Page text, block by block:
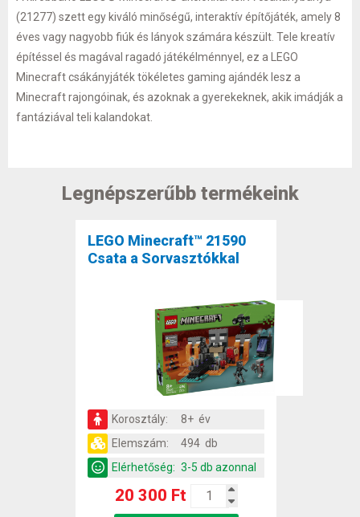
(21277) szett egy kiváló minőségű, interaktív építőjáték, amely 8
éves vagy nagyobb fiúk és lányok számára készült. Tele kreatív
építéssel és magával ragadó játékélménnyel, ez a LEGO
Minecraft csákányjáték tökéletes gaming ajándék lesz a
Minecraft rajongóinak, és azoknak a gyerekeknek, akik imádják a
fantáziával teli kalandokat.
Legnépszerűbb termékeink
LEGO Minecraft™ 21590
Csata a Sorvasztókkal
Korosztály:
8+ év
Elemszám:
494 db
Elérhetőség: 3-5 db azonnal
20 300 Ft